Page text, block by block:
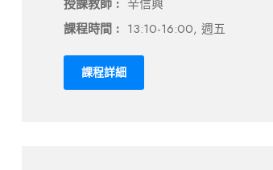
授課教師 : 辛信興
課程時間 : 13:10-16:00, 週五
課程詳細